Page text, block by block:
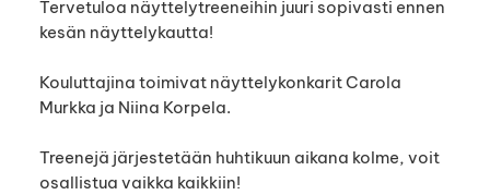
Tervetuloa näyttelytreeneihin juuri sopivasti ennen
kesän näyttelykautta!
Kouluttajina toimivat näyttelykonkarit Carola
Murkka ja Niina Korpela.
Treenejä järjestetään huhtikuun aikana kolme, voit
osallistua vaikka kaikkiin!